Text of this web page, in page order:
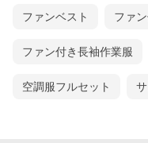
ファンベスト ファ
ファン付き長袖作業服
空調服フルセット